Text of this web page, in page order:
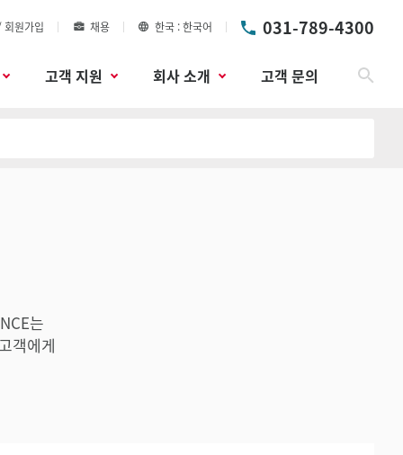
회원가입 채용 한국 한국어 031-789-4300
고객 지원 회사 소개 고객 문의
는
객에게